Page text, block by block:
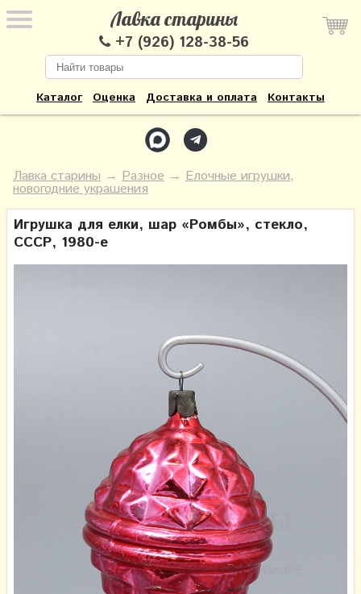
Лавка старины
+7 (926) 128-38-56
Каталог Оценка Доставка и оплата Контакты
Лавка старины → Разное → Елочные игрушки,
новогодние украшения
Игрушка для елки, шар «Ромбы», стекло,
СССР, 1980-е